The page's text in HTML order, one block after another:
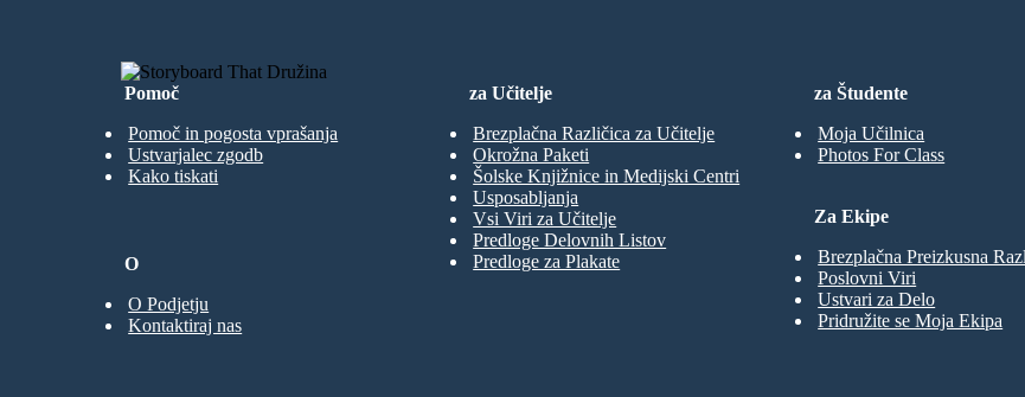
Pomoč
Pomoč in pogosta vprašanja
Ustvarjalec zgodb
Kako tiskati
za Študente
Moja Učilnica
Photos For Class
za Učitelje
Brezplačna Različica za Učitelje
Okrožna Paketi
Šolske Knjižnice in Medijski Centri
Usposabljanja
Vsi Viri za Učitelje
Predloge Delovnih Listov
Predloge za Plakate
Za Ekipe
Brezplačna Preizkusna
Poslovni Viri
Ustvari za Delo
Pridružite se Moja Ekipa
O
O Podjetju
Kontaktiraj nas